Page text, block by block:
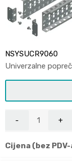
NSYSUCR9060
Univerzalne
Cijena (bez PDV-